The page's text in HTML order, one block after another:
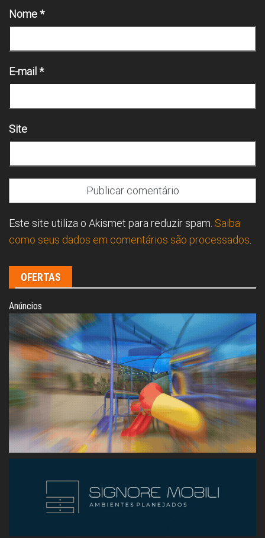
Nome*
E-mail*
Site
Este site utiliza o Akismet para reduzir spam. Saiba
como seus dados em comentários são processados
OFERTAS
Anúncios